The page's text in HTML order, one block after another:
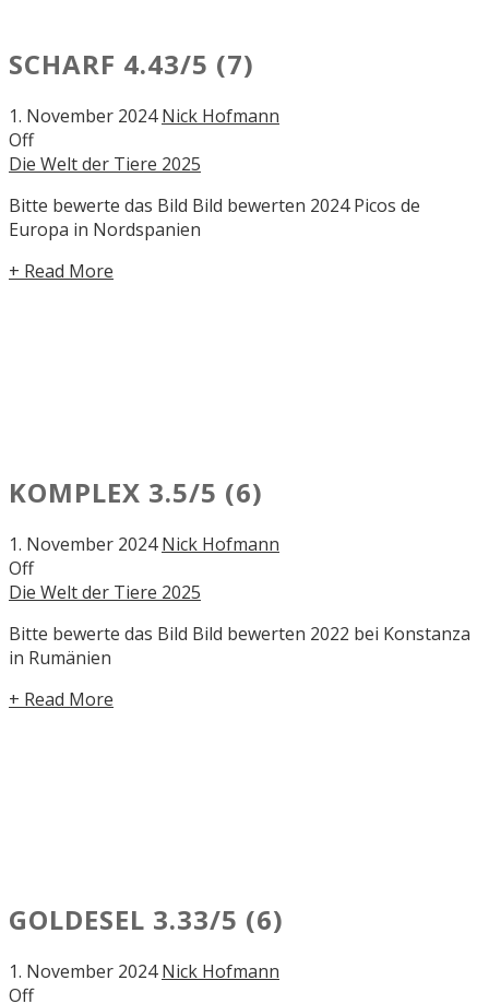
SCHARF 4.43/5 (7)
1. November 2024 Nick Hofmann
Off
Die Welt der Tiere 2025
Bitte bewerte das Bild Bild bewerten 2024 Picos de
Europa in Nordspanien
+ Read More
KOMPLEX 3.5/5 (6)
1. November 2024 Nick Hofmann
Off
Die Welt der Tiere 2025
Bitte bewerte das Bild Bild bewerten 2022 bei Konstanza
in Rumänien
+ Read More
GOLDESEL 3.33/5 (6)
1. November 2024 Nick Hofmann
Off